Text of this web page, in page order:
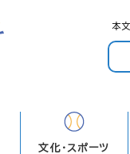
本
文化・スポーツ